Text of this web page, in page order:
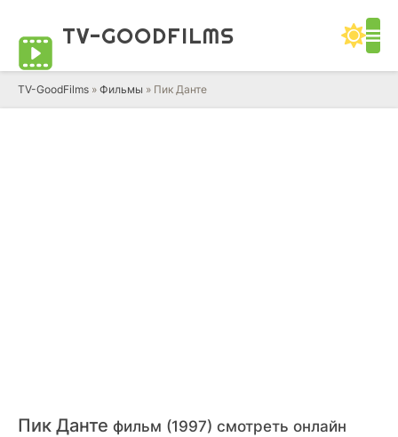
TV-GOODFILMS
TV-GoodFilms » Фильмы » Пик Данте
Пик Данте фильм (1997) смотреть онлайн